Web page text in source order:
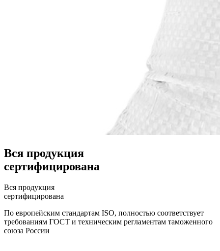
Вся продукция
сертифицирована
Вся продукция
сертифицирована
По европейским стандартам ISO, полностью соответствует
требованиям ГОСТ и техническим регламентам таможенного
союза России